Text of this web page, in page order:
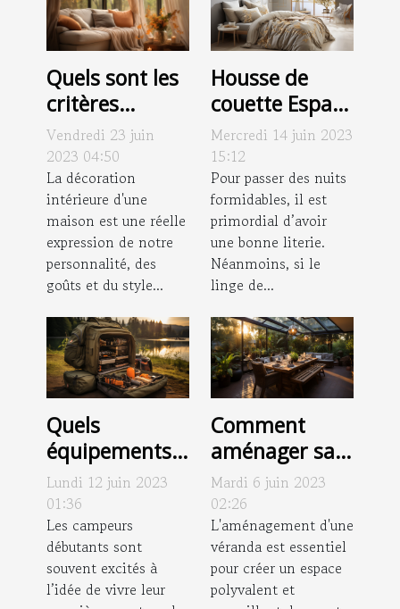
Quels sont les
critères
importants
pour
sélectionner
les rideaux
idéaux pour
votre maison ?
Vendredi 23 juin
2023 04:50
La décoration
intérieure d'une
maison est une réelle
expression de notre
personnalité, des
goûts et du style...
Housse de
couette Espace
: des critères
pour bien
choisir la vôtre
Mercredi 14 juin 2023
15:12
Pour passer des nuits
formidables, il est
primordial d’avoir
une bonne literie.
Néanmoins, si le
linge de...
Quels
équipements
pour votre
première
aventure de
camping ?
Lundi 12 juin 2023
01:36
Les campeurs
débutants sont
souvent excités à
l’idée de vivre leur
Comment
aménager sa
véranda ?
Mardi 6 juin 2023
02:26
L'aménagement d'une
véranda est essentiel
pour créer un espace
polyvalent et